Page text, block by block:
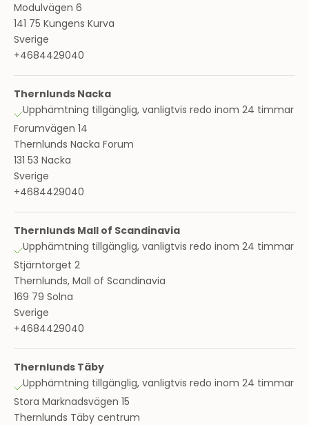
Modulvägen 6
141 75 Kungens Kurva
Sverige
+4684429040
Thernlunds Nacka
Upphämtning tillgänglig, vanligtvis redo inom 24 timmar
Forumvägen 14
Thernlunds Nacka Forum
131 53 Nacka
Sverige
+4684429040
Thernlunds Mall of Scandinavia
Upphämtning tillgänglig, vanligtvis redo inom 24 timmar
Stjärntorget 2
Thernlunds, Mall of Scandinavia
169 79 Solna
Sverige
+4684429040
Thernlunds Täby
Upphämtning tillgänglig, vanligtvis redo inom 24 timmar
Stora Marknadsvägen 15
Thernlunds Täby centrum